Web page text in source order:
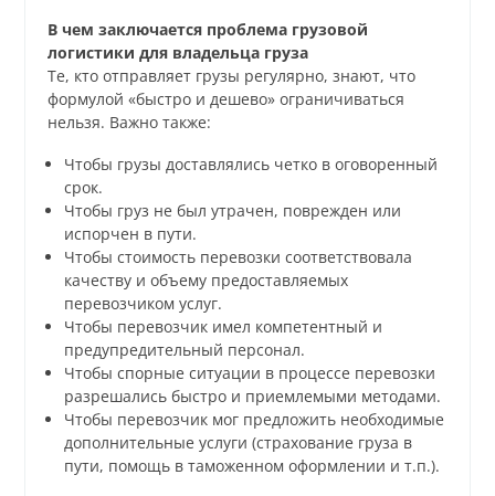
В чем заключается проблема грузовой
логистики для владельца груза
Те, кто отправляет грузы регулярно, знают, что
формулой «быстро и дешево» ограничиваться
нельзя. Важно также:
Чтобы грузы доставлялись четко в оговоренный
срок.
Чтобы груз не был утрачен, поврежден или
испорчен в пути.
Чтобы стоимость перевозки соответствовала
качеству и объему предоставляемых
перевозчиком услуг.
Чтобы перевозчик имел компетентный и
предупредительный персонал.
Чтобы спорные ситуации в процессе перевозки
разрешались быстро и приемлемыми методами.
Чтобы перевозчик мог предложить необходимые
дополнительные услуги (страхование груза в
пути, помощь в таможенном оформлении и т.п.).